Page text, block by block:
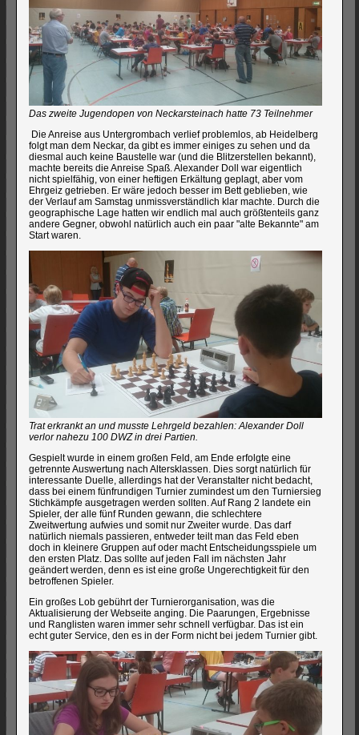
Das zweite Jugendopen von Neckarsteinach hatte 73 Teilnehmer
Die Anreise aus Untergrombach verlief problemlos, ab Heidelberg
folgt man dem Neckar, da gibt es immer einiges zu sehen und da
diesmal auch keine Baustelle war (und die Blitzerstellen bekannt),
machte bereits die Anreise Spaß. Alexander Doll war eigentlich
nicht spielfähig, von einer heftigen Erkältung geplagt, aber vom
Ehrgeiz getrieben. Er wäre jedoch besser im Bett geblieben, wie
der Verlauf am Samstag unmissverständlich klar machte. Durch die
geographische Lage hatten wir endlich mal auch größtenteils ganz
andere Gegner, obwohl natürlich auch ein paar "alte Bekannte" am
Start waren.
Trat erkrankt an und musste Lehrgeld bezahlen: Alexander Doll
verlor nahezu 100 DWZ in drei Partien.
Gespielt wurde in einem großen Feld, am Ende erfolgte eine
getrennte Auswertung nach Altersklassen. Dies sorgt natürlich für
interessante Duelle, allerdings hat der Veranstalter nicht bedacht,
dass bei einem fünfrundigen Turnier zumindest um den Turniersieg
Stichkämpfe ausgetragen werden sollten. Auf Rang 2 landete ein
Spieler, der alle fünf Runden gewann, die schlechtere
Zweitwertung aufwies und somit nur Zweiter wurde. Das darf
natürlich niemals passieren, entweder teilt man das Feld eben
doch in kleinere Gruppen auf oder macht Entscheidungsspiele um
den ersten Platz. Das sollte auf jeden Fall im nächsten Jahr
geändert werden, denn es ist eine große Ungerechtigkeit für den
betroffenen Spieler.
Ein großes Lob gebührt der Turnierorganisation, was die
Aktualisierung der Webseite anging. Die Paarungen, Ergebnisse
und Ranglisten waren immer sehr schnell verfügbar. Das ist ein
echt guter Service, den es in der Form nicht bei jedem Turnier gibt.